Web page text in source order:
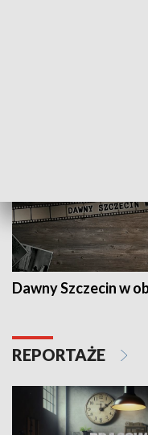
Dawny Szczecin w
REPORTAŻE